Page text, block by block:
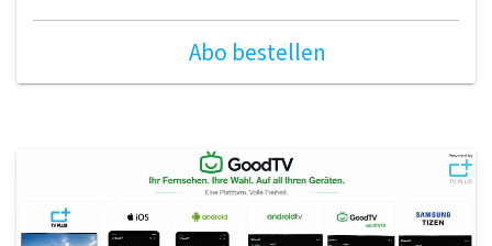
Abo bestellen